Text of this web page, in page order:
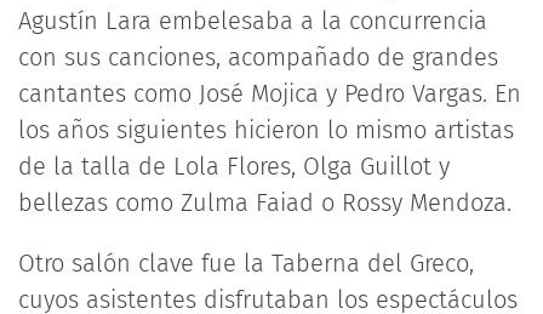
Agustín Lara embelesaba a la concurrencia
con sus canciones, acompañado de grandes
cantantes como José Mojica y Pedro Vargas. En
los años siguientes hicieron lo mismo artistas
de la talla de Lola Flores, Olga Guillot y
bellezas como Zulma Faiad o Rossy Mendoza.
Otro salón clave fue la Taberna del Greco,
cuyos asistentes disfrutaban los espectáculos